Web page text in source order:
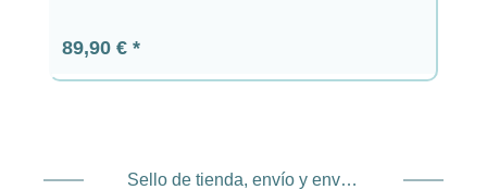
Precio normal:
89,90 €
Sello de tienda, envío y envío. Proveedor de servicios de pago